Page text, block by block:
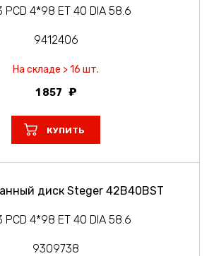
PCD 4*98 ET 40 DIA 58.6
9412406
На складе > 16 шт.
1 857
КУПИТЬ
диск Steger 42B40BST
PCD 4*98 ET 40 DIA 58.6
9309738